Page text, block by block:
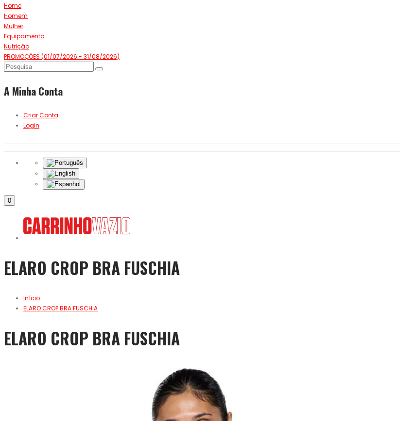
Home
Homem
Mulher
Equipamento
Nutrição
PROMOÇÕES (01/07/2026 - 31/08/2026)
A Minha Conta
Criar Conta
Login
0
ELARO CROP BRA FUSCHIA
Início
ELARO CROP BRA FUSCHIA
ELARO CROP BRA FUSCHIA